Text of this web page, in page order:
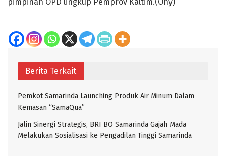
pimpinan OPD lingkup Pemprov Kaltim.(Ony)
Berita Terkait
Pemkot Samarinda Launching Produk Air Minum Dalam
Kemasan “SamaQua”
Jalin Sinergi Strategis, BRI BO Samarinda Gajah Mada
Melakukan Sosialisasi ke Pengadilan Tinggi Samarinda